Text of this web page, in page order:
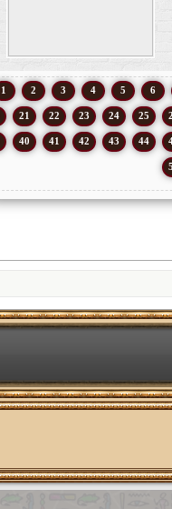
1 2 3 4 5 6
21 22 23 24 25
40 41 42 43 44